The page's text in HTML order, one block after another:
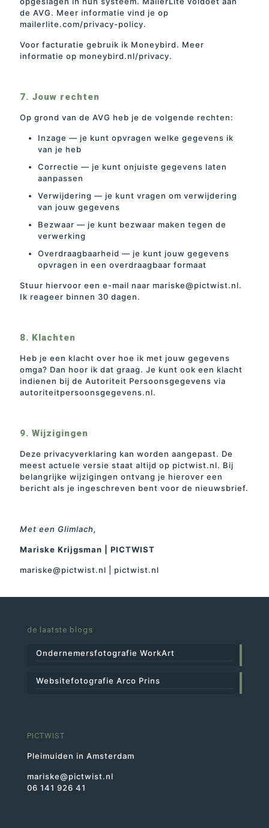
de AVG. Meer informatie vind je op
mailerlite.com/privacy-policy.
Voor facturatie gebruik ik Moneybird. Meer
informatie op moneybird.nl/privacy.
7. Jouw rechten
Op grond van de AVG heb je de volgende rechten:
Inzage — je kunt opvragen welke gegevens ik
van je heb
Correctie — je kunt onjuiste gegevens laten
aanpassen
Verwijdering — je kunt vragen om verwijdering
van jouw gegevens
Bezwaar — je kunt bezwaar maken tegen de
verwerking
Overdraagbaarheid — je kunt jouw gegevens
opvragen in een overdraagbaar formaat
Stuur hiervoor een e-mail naar mariske@pictwist.nl.
Ik reageer binnen 30 dagen.
8. Klachten
Heb je een klacht over hoe ik met jouw gegevens
omga? Dan hoor ik dat graag. Je kunt ook een klacht
indienen bij de Autoriteit Persoonsgegevens via
autoriteitpersoonsgegevens.nl.
9. Wijzigingen
Deze privacyverklaring kan worden aangepast. De
meest actuele versie staat altijd op pictwist.nl. Bij
belangrijke wijzigingen ontvang je hierover een
bericht als je ingeschreven bent voor de nieuwsbrief.
Met een Glimlach,
Mariske Krijgsman | PICTWIST
mariske@pictwist.nl | pictwist.nl
de laatste blogs
Ondernemersfotografie WorkArt
Websitefotografie Arco Prins
PICTWIST
Pleimuiden in Amsterdam
mariske@pictwist.nl
06 141 926 41